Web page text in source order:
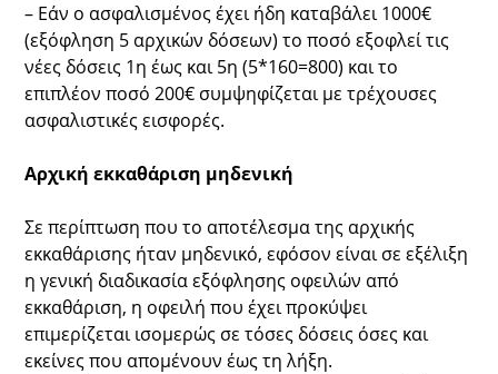
– Εάν ο ασφαλισμένος έχει ήδη καταβάλει 1000€
(εξόφληση 5 αρχικών δόσεων) το ποσό εξοφλεί τις
νέες δόσεις 1η έως και 5η (5*160=800) και το
επιπλέον ποσό 200€ συμψηφίζεται με τρέχουσες
ασφαλιστικές εισφορές.
Αρχική εκκαθάριση μηδενική
Σε περίπτωση που το αποτέλεσμα της αρχικής
εκκαθάρισης ήταν μηδενικό, εφόσον είναι σε εξέλιξη
η γενική διαδικασία εξόφλησης οφειλών από
εκκαθάριση, η οφειλή που έχει προκύψει
επιμερίζεται ισομερώς σε τόσες δόσεις όσες και
εκείνες που απομένουν έως τη λήξη.